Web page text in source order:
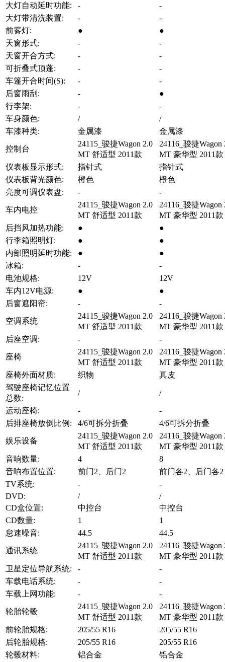
大灯自动延时功能:
-
-
大灯带清洗装置:
-
-
前雾灯:
●
●
天窗形式:
-
-
天窗开合方式:
-
-
可折叠式顶蓬:
-
-
车篷开合时间(S):
-
-
后窗雨刮:
-
●
行李架:
-
-
车身颜色:
/
/
车漆种类:
金属漆 金属漆
控制台
24115_骏捷Wagon 2.0
MT 舒适型 2011款
24116_骏捷Wagon
MT 豪华型 2011款
仪表板显示形式:
指针式
指针式
仪表板背光颜色:
橙色
橙色
亮度可调仪表盘:
- -
车内电控
24115_骏捷Wagon 2.0
MT 舒适型 2011款
24116_骏捷Wagon
MT 豪华型 2011款
后挡风加热功能:
●
●
行李箱照明灯:
●
●
内部照明延时功能:
●
●
冰箱:
-
-
电池规格:
12V
12V
车内12V电源:
●
●
后窗遮阳帘:
- -
空调系统
24115_骏捷Wagon 2.0
MT 舒适型 2011款
24116_骏捷Wagon
MT 豪华型 2011款
后座空调:
- -
座椅
24115_骏捷Wagon 2.0
MT 舒适型 2011款
24116_骏捷Wagon
MT 豪华型 2011款
座椅外面材质:
织物
真皮
驾驶座椅记忆位置
总数:
/ /
运动座椅: -
-
后排座椅放倒比例:
4/6可拆分折叠 4/6可拆分折叠
娱乐设备
24115_骏捷Wagon 2.0
MT 舒适型 2011款
24116_骏捷Wagon
MT 豪华型 2011款
音响数量:
4
8
音响布置位置:
前门2、后门2
前门各2、后门各2
TV系统:
-
-
DVD:
/
/
CD盒位置:
中控台
中控台
CD数量:
1
1
怠速噪音:
44.5 44.5
通讯系统
24115_骏捷Wagon 2.0
MT 舒适型 2011款
24116_骏捷Wagon
MT 豪华型 2011款
卫星定位导航系统:
-
-
车载电话系统:
-
-
车载上网功能:
- -
轮胎轮毂
24115_骏捷Wagon 2.0
MT 舒适型 2011款
24116_骏捷Wagon
MT 豪华型 2011款
前轮胎规格:
205/55 R16
205/55 R16
后轮胎规格:
205/55 R16
205/55 R16
轮毂材料:
铝合金 铝合金